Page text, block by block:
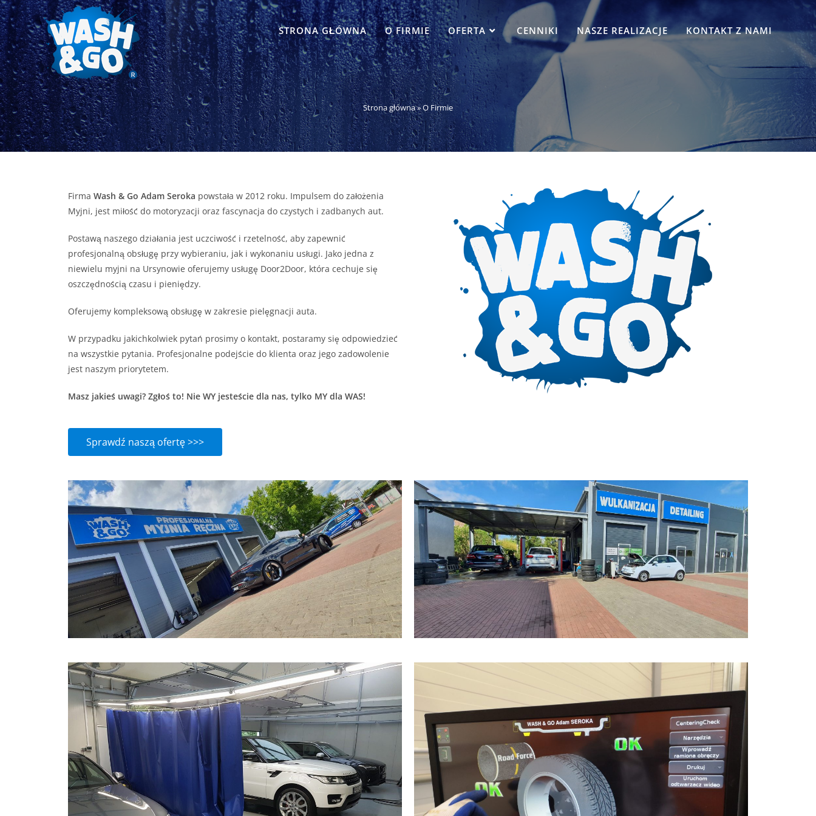
STRONA GŁÓWNA O FIRMIE OFERTA CENNIKI NASZE REALIZACJE KONTAKT Z NAMI
Strona główna»O Firmie
Firma Wash & Go Adam Seroka powstała w 2012 roku. Impulsem do założenia
Myjni, jest miłość do motoryzacji oraz fascynacja do czystych i zadbanych aut.
Postawą naszego działania jest uczciwość i rzetelność, aby zapewnić
profesjonalną obsługę przy wybieraniu, jak i wykonaniu usługi. Jako jedna z
niewielu myjni na Ursynowie oferujemy usługę Door2Door, która cechuje się
oszczędnością czasu i pieniędzy.
Oferujemy kompleksową obsługę w zakresie pielęgnacji auta.
W przypadku jakichkolwiek pytań prosimy o kontakt, postaramy się odpowiedzieć
na wszystkie pytania. Profesjonalne podejście do klienta oraz jego zadowolenie
jest naszym priorytetem.
Masz jakieś uwagi? Zgłoś to! Nie WY jesteście dla nas, tylko MY dla WAS!
Sprawdź naszą ofertę >>>